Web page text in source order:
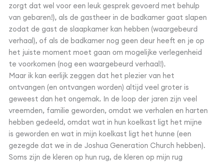
zorgt dat wel voor een leuk gesprek gevoerd met behulp
van gebaren!), als de gastheer in de badkamer gaat slapen
zodat de gast de slaapkamer kan hebben (waargebeurd
verhaal), of als de badkamer nog geen deur heeft en je op
het juiste moment moet gaan om mogelijke verlegenheid
te voorkomen (nog een waargebeurd verhaal!).
Maar ik kan eerlijk zeggen dat het plezier van het
ontvangen (en ontvangen worden) altijd veel groter is
geweest dan het ongemak. In de loop der jaren zijn veel
vreemden, familie geworden, omdat we verhalen en harten
hebben gedeeld, omdat wat in hun koelkast ligt het mijne
is geworden en wat in mijn koelkast ligt het hunne (een
gezegde dat we in de Joshua Generation Church hebben).
Soms zijn de kleren op hun rug, de kleren op mijn rug